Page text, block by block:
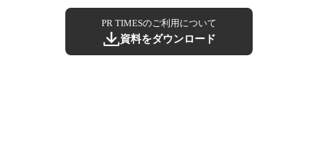
PR TIMESのご利用について
資料をダウンロード